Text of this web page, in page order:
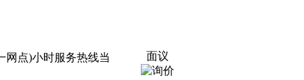
网点)小时服务热线当
面议